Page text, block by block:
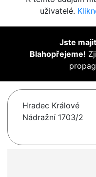
uživatelé.
Jste
Blahopřejeme!
Hradec Králové
Nádražní 1703/2